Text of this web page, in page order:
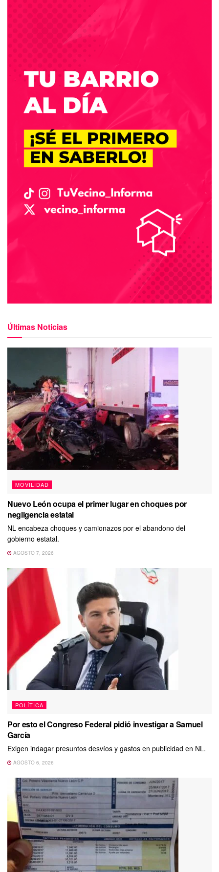
Últimas Noticias
MOVILIDAD
Nuevo León ocupa el primer lugar en choques por
negligencia estatal
NL encabeza choques y camionazos por el abandono del
gobierno estatal.
AGOSTO 7, 2026
POLÍTICA
Por esto el Congreso Federal pidió investigar a Samuel
García
Exigen indagar presuntos desvíos y gastos en publicidad en NL.
AGOSTO 6, 2026